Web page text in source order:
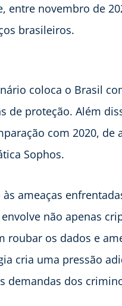
entre novembro de
brasileiros.
coloca o Brasil
de proteção. Além
com 2020,
Sophos.
às ameaças
não apenas
roubar os dados e
cria uma pressão
demandas dos